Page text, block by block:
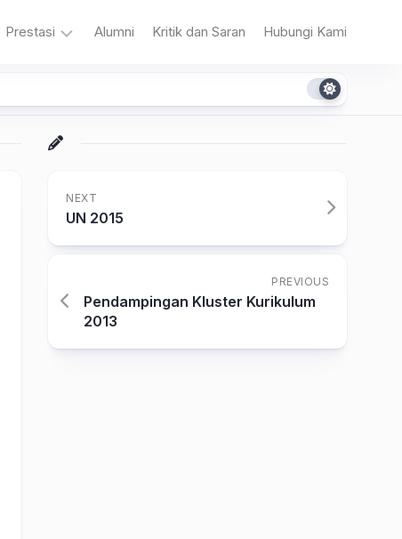
Prestasi
Akademik
Alumni Kritik dan Saran Hubungi Kami
NEXT
UN 2015
PREVIOUS
Pendampingan Kluster Kurikulum
2013